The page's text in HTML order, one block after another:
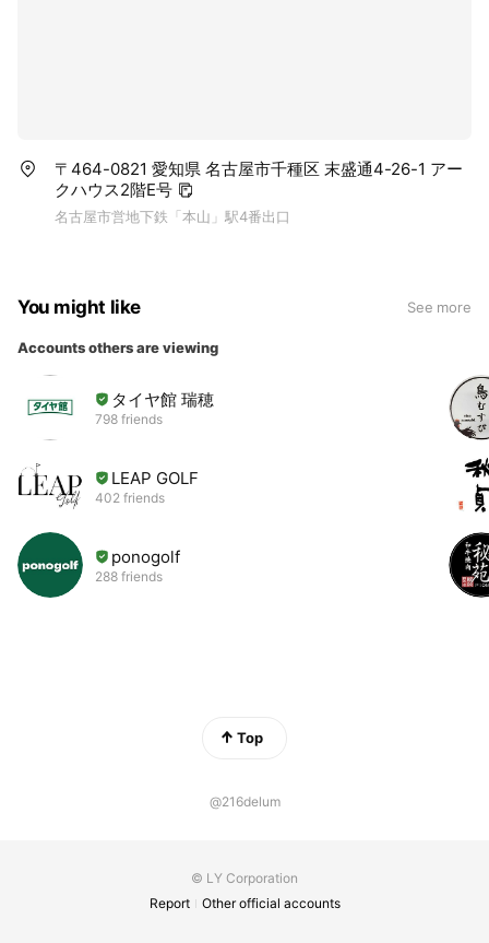
〒464-0821 愛知県 名古屋市千種区 末盛通4-26-1 アー
クハウス2階E号
名古屋市営地下鉄「本山」駅4番出口
You might like See more
Accounts others are viewing
タイヤ館 瑞穂
798 friends
LEAP GOLF
402 friends
ponogolf
288 friends
Top
@216delum
© LY Corporation
Report
Other official accounts